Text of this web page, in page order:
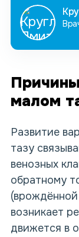
малом
Развитие
тазу
венозных
обратному
возникает
движется в